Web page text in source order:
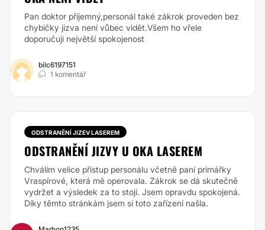
Pan doktor příjemný,personál také zákrok proveden bez
chybičky jizva není vůbec vidět.Všem ho vřele
doporučuji největší spokojenost
bilc6197151
1 komentář
ODSTRANĚNÍ JIZEV LASEREM
ODSTRANĚNÍ JIZVY U OKA LASEREM
Chválím velice přístup personálu včetně paní primářky
Vraspírové, která mě operovala. Zákrok se dá skutečně
vydržet a výsledek za to stojí. Jsem opravdu spokojená.
Díky těmto stránkám jsem si toto zařízení našla.